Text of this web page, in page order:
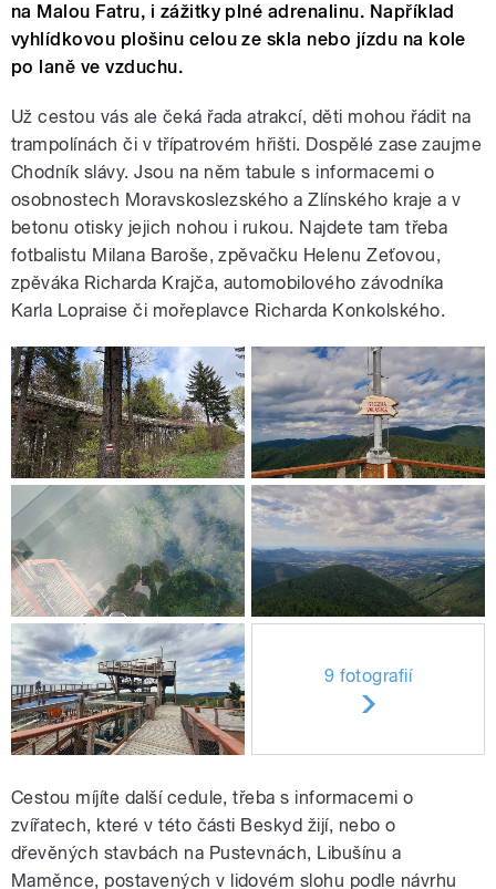
na Malou Fatru, i zážitky plné adrenalinu. Například
vyhlídkovou plošinu celou ze skla nebo jízdu na kole
po laně ve vzduchu.
Už cestou vás ale čeká řada atrakcí, děti mohou řádit na
trampolínách či v třípatrovém hřišti. Dospělé zase zaujme
Chodník slávy. Jsou na něm tabule s informacemi o
osobnostech Moravskoslezského a Zlínského kraje a v
betonu otisky jejich nohou i rukou. Najdete tam třeba
fotbalistu Milana Baroše, zpěvačku Helenu Zeťovou,
zpěváka Richarda Krajča, automobilového závodníka
Karla Lopraise či mořeplavce Richarda Konkolského.
9 fotografií
Cestou míjíte další cedule, třeba s informacemi o
zvířatech, které v této části Beskyd žijí, nebo o
dřevěných stavbách na Pustevnách, Libušínu a
Maměnce, postavených v lidovém slohu podle návrhu